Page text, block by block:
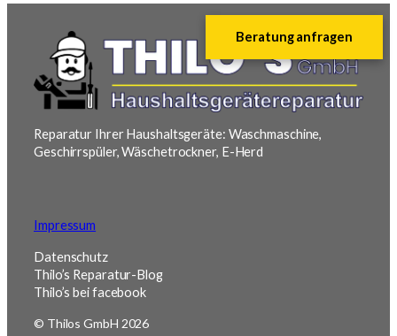
Reparatur Ihrer Haushaltsgeräte: Waschmaschine,
Geschirrspüler, Wäschetrockner, E-Herd
Impressum
Datenschutz
Thilo’s Reparatur-Blog
Thilo’s bei facebook
© Thilos GmbH 2026
Beratung anfragen